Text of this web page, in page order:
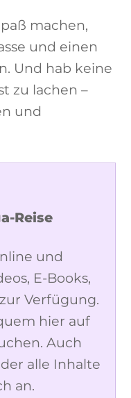
machen,
und einen
Und hab keine
zu lachen –
und
Reise
und
E-Books,
Verfügung.
hier auf
Auch
alle Inhalte
an.